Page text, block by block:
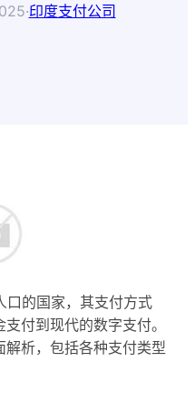
·印度支付公司
口的国家，其支付方式
付到现代的数字支付。
析，包括各种支付类型